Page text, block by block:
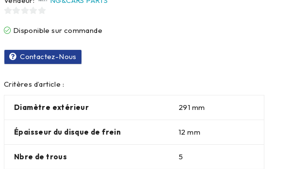
surDisponible sur commande
Contactez-Nous
Critères d’article :
Diamètre extérieur 291 mm
Épaisseur du disque de frein 12 mm
Nbre de trous 5